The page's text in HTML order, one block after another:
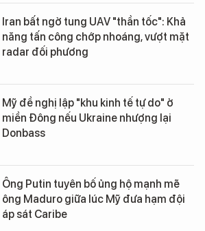
Iran bất ngờ tung UAV "thần tốc": Khả
năng tấn công chớp nhoáng, vượt mặt
radar đối phương
Mỹ đề nghị lập "khu kinh tế tự do" ở
miền Đông nếu Ukraine nhượng lại
Donbass
Ông Putin tuyên bố ủng hộ mạnh mẽ
ông Maduro giữa lúc Mỹ đưa hạm đội
áp sát Caribe